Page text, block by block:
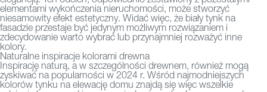
elementami wykończenia nieruchomości, może stworzyć
niesamowity efekt estetyczny. Widać więc, że biały tynk na
fasadzie przestaje być jedynym możliwym rozwiązaniem i
zdecydowanie warto wybrać lub przynajmniej rozważyć inne
kolory.
Naturalne inspiracje kolorami drewna
Inspirację naturą, a w szczególności drewnem, również mogą
zyskiwać na popularności w 2024 r. Wśród najmodniejszych
kolorów tynku na elewację domu znajdą się więc wszelkie